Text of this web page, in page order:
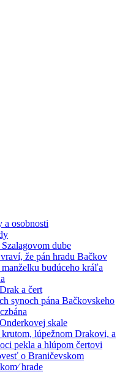
a osobnosti
dube
že pán hradu Bačkov
budúceho kráľa
a čert
synoch pána Bačkovskeho
skale
lúpežnom Drakovi, a
pekla a hlúpom čertovi
o Braničevskom
hrade